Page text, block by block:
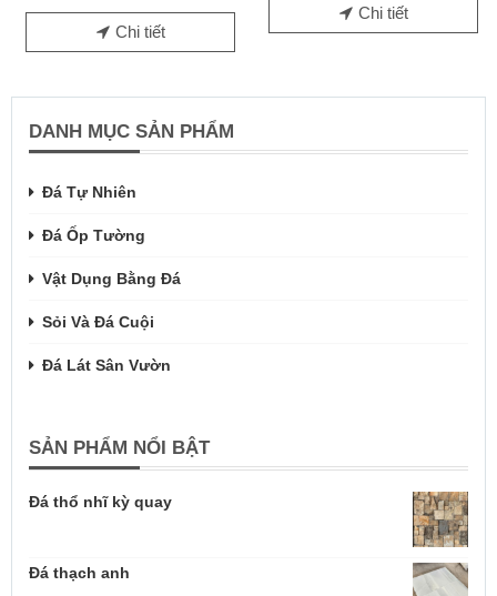
Chi tiết
Chi tiết
DANH MỤC SẢN PHẨM
Đá Tự Nhiên
Đá Ốp Tường
Vật Dụng Bằng Đá
Sỏi Và Đá Cuội
Đá Lát Sân Vườn
SẢN PHẨM NỔI BẬT
Đá thổ nhĩ kỳ quay
Đá thạch anh